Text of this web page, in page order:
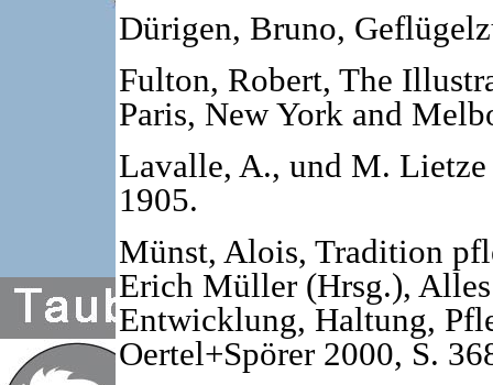
Dürigen, Bruno,
Fulton, Robert, The
Paris, New York and
Lavalle, A., und M. Lietze
1905.
Münst, Alois, Tradition
Erich Müller (Hrsg.), Alles
Entwicklung, Haltung,
Oertel+Spörer 2000, S.